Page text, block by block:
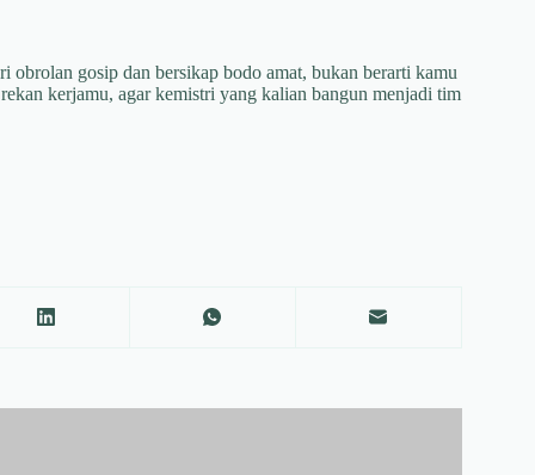
gosip dan bersikap bodo amat, bukan berarti kamu
kerjamu, agar kemistri yang kalian bangun menjadi tim